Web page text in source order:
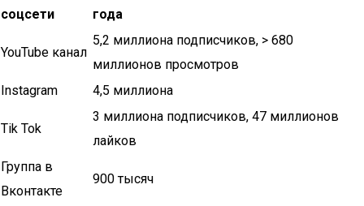
соцсети
года
YouTube канал
5,2 миллиона подписчиков, > 680
миллионов просмотров
Instagram
4,5 миллиона
Tik Tok
3 миллиона подписчиков, 47 миллионов
лайков
Группа в
Вконтакте
900 тысяч